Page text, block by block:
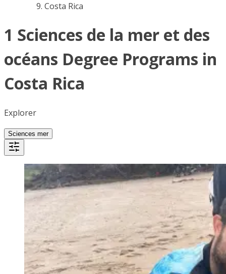
Costa Rica
1 Sciences de la mer et des
océans Degree Programs in
Costa Rica
Explorer
Sciences mer